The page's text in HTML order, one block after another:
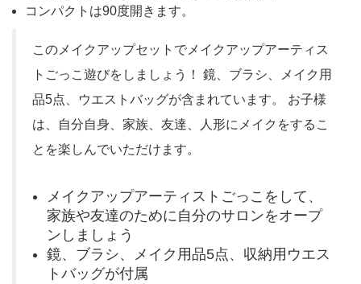
コンパクトは90度開きます。
このメイクアップセットでメイクアップアーティス
トごっこ遊びをしましょう！ 鏡、ブラシ、メイク用
品5点、ウエストバッグが含まれています。 お子様
は、自分自身、家族、友達、人形にメイクをするこ
とを楽しんでいただけます。
メイクアップアーティストごっこをして、
家族や友達のために自分のサロンをオープ
ンしましょう
鏡、ブラシ、メイク用品5点、収納用ウエス
トバッグが付属